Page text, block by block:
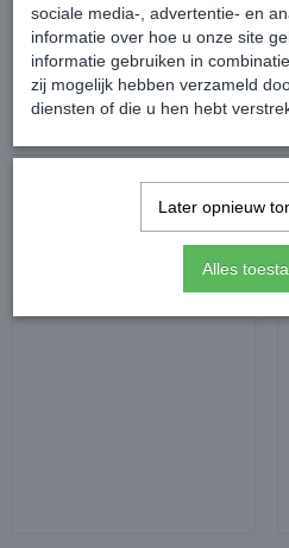
Reacties
sociale media-, advertentie- en
informatie over hoe u onze site
informatie gebruiken in
zij mogelijk hebben verzameld
diensten of die u hen hebt
Later opnieuw
Alles